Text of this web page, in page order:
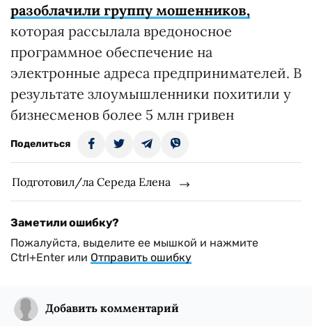
разоблачили группу мошенников,
которая рассылала вредоносное
программное обеспечение на
электронные адреса предпринимателей. В
результате злоумышленники похитили у
бизнесменов более 5 млн гривен
Поделиться
Подготовил/ла Середа Елена
Заметили ошибку?
Пожалуйста, выделите ее мышкой и нажмите
Ctrl+Enter или Отправить ошибку
Добавить комментарий